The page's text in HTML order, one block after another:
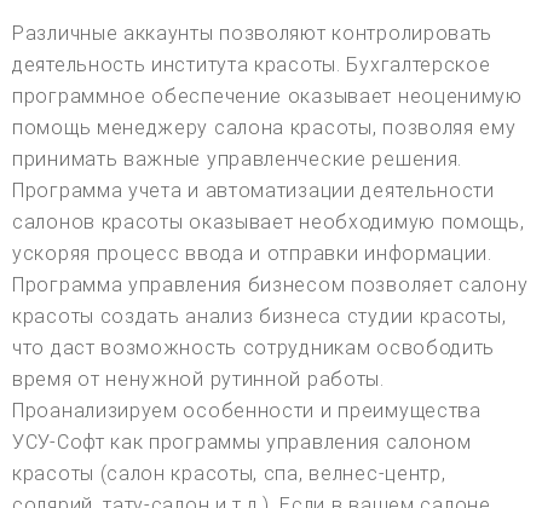
Различные аккаунты позволяют контролировать
деятельность института красоты. Бухгалтерское
программное обеспечение оказывает неоценимую
помощь менеджеру салона красоты, позволяя ему
принимать важные управленческие решения.
Программа учета и автоматизации деятельности
салонов красоты оказывает необходимую помощь,
ускоряя процесс ввода и отправки информации.
Программа управления бизнесом позволяет салону
красоты создать анализ бизнеса студии красоты,
что даст возможность сотрудникам освободить
время от ненужной рутинной работы.
Проанализируем особенности и преимущества
УСУ-Софт как программы управления салоном
красоты (салон красоты, спа, велнес-центр,